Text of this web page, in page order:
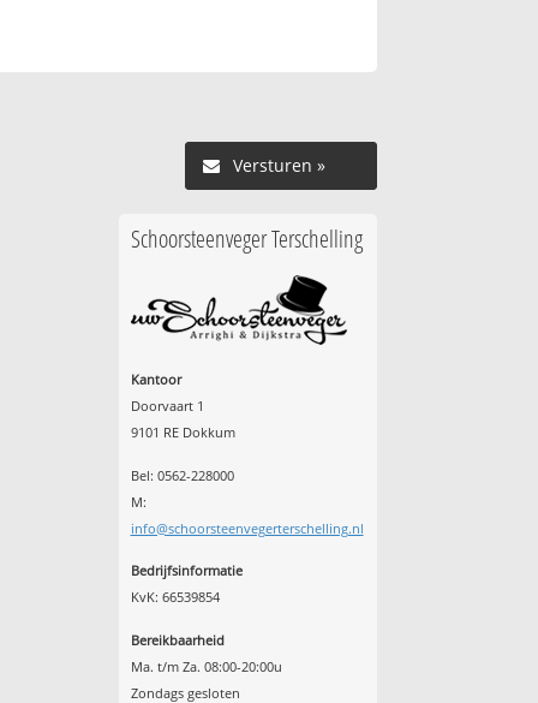
Versturen »
Schoorsteenveger Terschelling
Kantoor
Doorvaart 1
9101 RE Dokkum
Bel: 0562-228000
M:
info@schoorsteenvegerterschelling.nl
Bedrijfsinformatie
KvK: 66539854
Bereikbaarheid
Ma. t/m Za. 08:00-20:00u
Zondags gesloten